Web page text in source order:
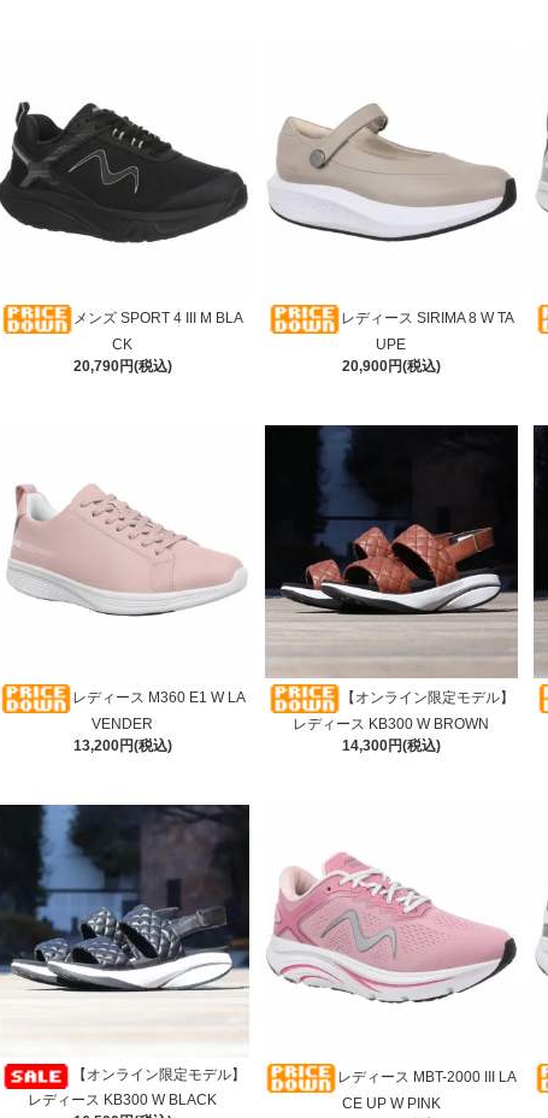
メンズ SPORT 4 III M BLA
CK
20,790円(税込)
レディース SIRIMA 8 W TA
UPE
20,900円(税込)
レディース M360 E1 W LA
VENDER
13,200円(税込)
【オンライン限定モデル】
レディース KB300 W BROWN
14,300円(税込)
【オンライン限定モデル】
レディース KB300 W BLACK
レディース MBT-2000 III LA
CE UP W PINK